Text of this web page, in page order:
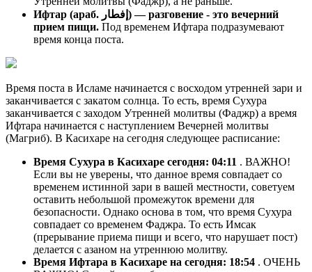
Ифтар (араб. إفطار) — разговение - это вечерний
прием пищи. Под временем Ифтара подразумевают
время конца поста.
Время поста в Исламе начинается с восходом утренней зари и
заканчивается с закатом солнца. То есть, время Сухура
заканчивается с заходом Утренней молитвы (Фаджр) а время
Ифтара начинается с наступлением Вечерней молитвы
(Магриб). В Касихаре на сегодня следующее расписание:
Время Сухура в Касихаре сегодня: 04:11 . ВАЖНО!
Если вы не уверены, что данное время совпадает со
временем истинной зари в вашей местности, советуем
оставить небольшой промежуток времени для
безопасности. Однако основа в том, что время Сухура
совпадает со временем Фаджра. То есть Имсак
(прерывание приема пищи и всего, что нарушает пост)
делается с азаном на утреннюю молитву.
Время Ифтара в Касихаре на сегодня: 18:54 . ОЧЕНЬ